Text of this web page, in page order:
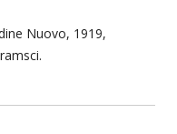
Nuovo, 1919,